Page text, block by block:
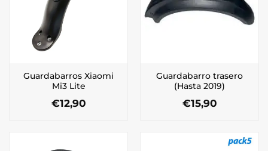
Guardabarros Xiaomi
Mi3 Lite
€12,90
Guardabarro trasero
(Hasta 2019)
€15,90